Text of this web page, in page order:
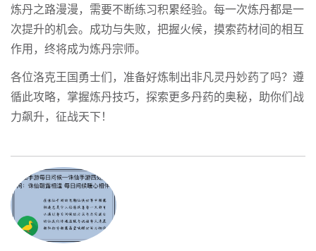
炼丹之路漫漫，需要不断练习积累经验。每一次炼丹都是一
次提升的机会。成功与失败，把握火候，摸索药材间的相互
作用，终将成为炼丹宗师。
各位洛克王国勇士们，准备好炼制出非凡灵丹妙药了吗？遵
循此攻略，掌握炼丹技巧，探索更多丹药的奥秘，助你们战
力飙升，征战天下！